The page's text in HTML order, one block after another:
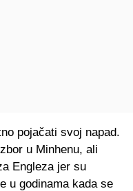
pojačati svoj napad.
u Minhenu, ali
Engleza jer su
u godinama kada se